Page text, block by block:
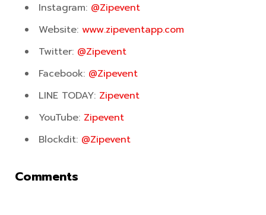
Instagram: @Zipevent
Website: www.zipeventapp.com
Twitter: @Zipevent
Facebook: @Zipevent
LINE TODAY: Zipevent
YouTube: Zipevent
Blockdit: @Zipevent
Comments